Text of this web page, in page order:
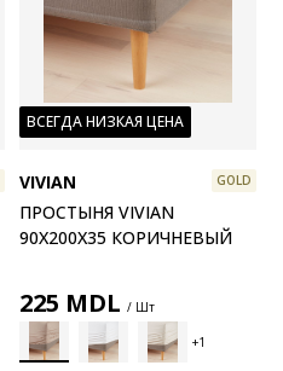
ВСЕГДА НИЗКАЯ ЦЕНА
VIVIAN GOLD
ПРОСТЫНЯ VIVIAN
90X200X35 КОРИЧНЕВЫЙ
225 MDL / Шт